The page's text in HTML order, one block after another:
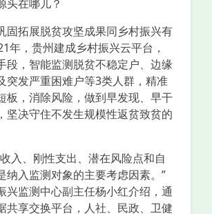
头在哪儿？
拓展脱贫攻坚成果同乡村振兴有
年，贵州建成乡村振兴云平台，
段，智能监测脱贫不稳定户、边缘
突发严重困难户等3类人群，精准
板，消除风险，做到早发现、早干
坚决守住不发生规模性返贫致贫的
、刚性支出、潜在风险点和自
纳入监测对象的主要考虑因素。”
兴监测中心副主任杨小红介绍，通
共享交换平台，人社、民政、卫健